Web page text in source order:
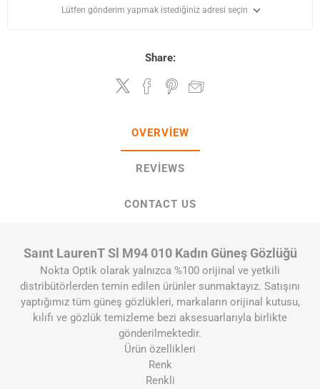
Lütfen gönderim yapmak istediğiniz adresi seçin
Share:
OVERVIEW
REVIEWS
CONTACT US
Saınt LaurenT Sl M94 010 Kadın Güneş Gözlüğü
Nokta Optik olarak yalnızca %100 orijinal ve yetkili
distribütörlerden temin edilen ürünler sunmaktayız. Satışını
yaptığımız tüm güneş gözlükleri, markaların orijinal kutusu,
kılıfı ve gözlük temizleme bezi aksesuarlarıyla birlikte
gönderilmektedir.
Ürün özellikleri
Renk
Renkli